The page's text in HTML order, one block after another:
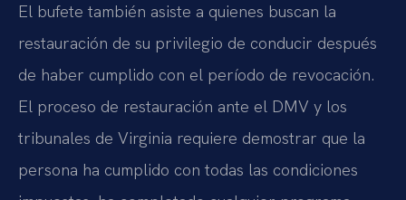
El bufete también asiste a quienes buscan la
restauración de su privilegio de conducir después
de haber cumplido con el período de revocación.
El proceso de restauración ante el DMV y los
tribunales de Virginia requiere demostrar que la
persona ha cumplido con todas las condiciones